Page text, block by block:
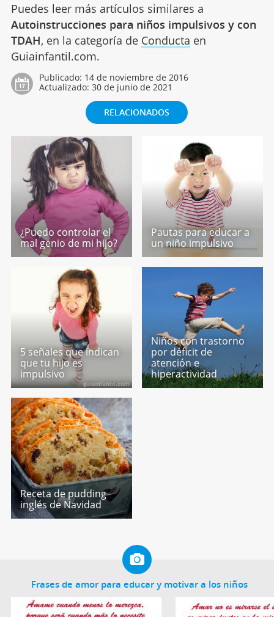
Puedes leer más artículos similares a
Autoinstrucciones para niños impulsivos y con
TDAH, en la categoría de Conducta en
Guiainfantil.com.
Publicado: 14 de noviembre de 2016
Actualizado: 30 de junio de 2021
RELACIONADOS
¿Puedo controlar el
mal genio de mi hijo?
Pautas para educar a
un niño impulsivo
5 señales que indican
que tu hijo es
impulsivo
Niños con trastorno
por déficit de
atención e
hiperactividad
Receta de pudding
inglés de Navidad
Frases de amor para educar y motivar a los niños